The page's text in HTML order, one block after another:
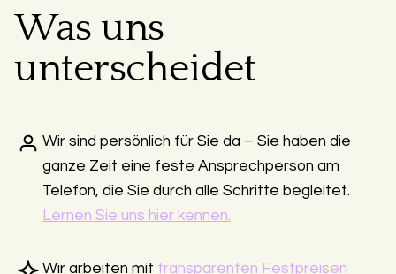
Was uns
unterscheidet
Wir sind persönlich für Sie da – Sie haben die
ganze Zeit eine feste Ansprechperson am
Telefon, die Sie durch alle Schritte begleitet.
Lernen Sie uns hier kennen.
Wir arbeiten mit transparenten Festpreisen